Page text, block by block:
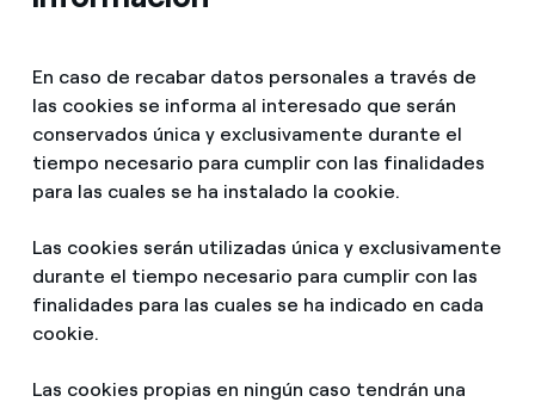
En caso de recabar datos personales a través de
las cookies se informa al interesado que serán
conservados única y exclusivamente durante el
tiempo necesario para cumplir con las finalidades
para las cuales se ha instalado la cookie.
Las cookies serán utilizadas única y exclusivamente
durante el tiempo necesario para cumplir con las
finalidades para las cuales se ha indicado en cada
cookie.
Las cookies propias en ningún caso tendrán una